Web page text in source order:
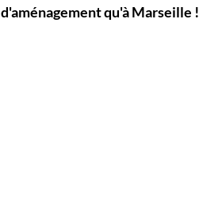
d'aménagement qu'à Marseille !